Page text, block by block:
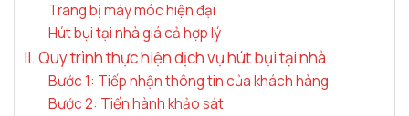
Trang bị máy móc hiện đại
Hút bụi tại nhà giá cả hợp lý
II. Quy trình thực hiện dịch vụ hút bụi tại nhà
Bước 1: Tiếp nhận thông tin của khách hàng
Bước 2: Tiến hành khảo sát